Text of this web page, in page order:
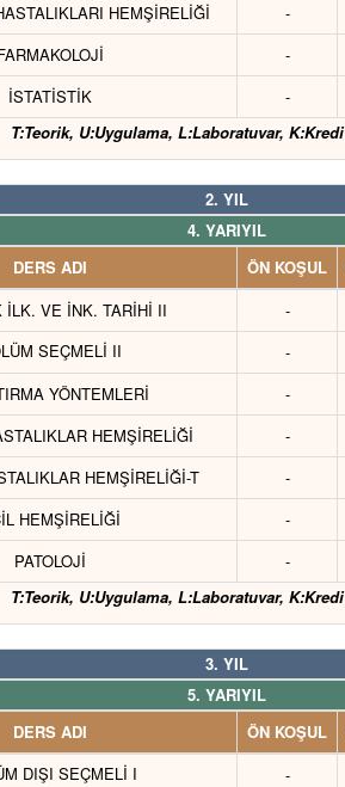
HEMŞİRELİĞİ -
-
İSTATİSTİK -
T:Teorik, U:Uygulama, L:Laboratuvar, K:Kredi
2. YIL
4. YARIYIL
DERS ADI ÖN KOŞUL
İLK. VE İNK. TARİHİ II -
SEÇMELİ II -
YÖNTEMLERİ -
HEMŞİRELİĞİ -
HEMŞİRELİĞİ-T -
HEMŞİRELİĞİ -
PATOLOJİ -
T:Teorik, U:Uygulama, L:Laboratuvar, K:Kredi
3. YIL
5. YARIYIL
DERS ADI ÖN KOŞUL
DIŞI SEÇMELİ I -